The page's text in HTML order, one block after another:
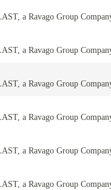
a Ravago Group
a Ravago Group
a Ravago Group
a Ravago Group
a Ravago Group
a Ravago Group